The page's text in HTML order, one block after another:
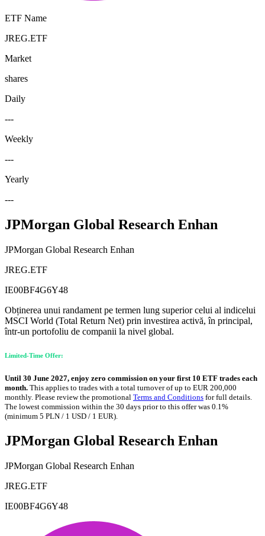
ETF Name
JREG.ETF
Market
shares
Daily
---
Weekly
---
Yearly
---
JPMorgan Global Research Enhan
JPMorgan Global Research Enhan
JREG.ETF
IE00BF4G6Y48
Obținerea unui randament pe termen lung superior celui al indicelui
MSCI World (Total Return Net) prin investirea activă, în principal,
într-un portofoliu de companii la nivel global.
Limited-Time Offer:
Until 30 June 2027, enjoy zero commission on your first 10 ETF trades each
month. This applies to trades with a total turnover of up to EUR 200,000
monthly. Please review the promotional Terms and Conditions for full details.
The lowest commission within the 30 days prior to this offer was 0.1%
(minimum 5 PLN / 1 USD / 1 EUR).
JPMorgan Global Research Enhan
JPMorgan Global Research Enhan
JREG.ETF
IE00BF4G6Y48